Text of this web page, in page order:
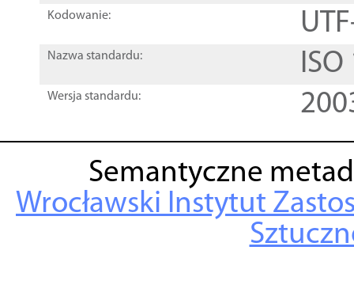
Kodowanie:
Nazwa standardu:
Wersja standardu:
Semantyczne
Wrocławski Instytut